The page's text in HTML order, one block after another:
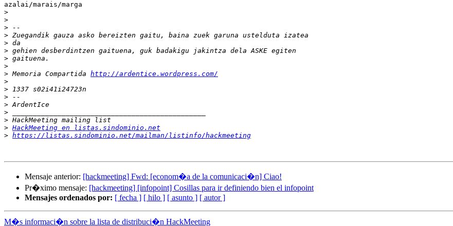
azalai/marais/marga
>
>
>
>
>
>
>
>
> Memoria Compartida http://ardentice.wordpress.com/
>
>
>
>
>
>
> HackMeeting en listas.sindominio.net
> https://listas.sindominio.net/mailman/listinfo/hackmeeting
Mensaje anterior: [hackmeeting] Fwd: [econom�a de la comunicaci�n] Ciao!
Pr�ximo mensaje: [hackmeeting] [infopoint] Cosillas para ir definiendo bien el infopoint
Mensajes ordenados por: [ fecha ] [ hilo ] [ asunto ] [ autor ]
M�s informaci�n sobre la lista de distribuci�n HackMeeting